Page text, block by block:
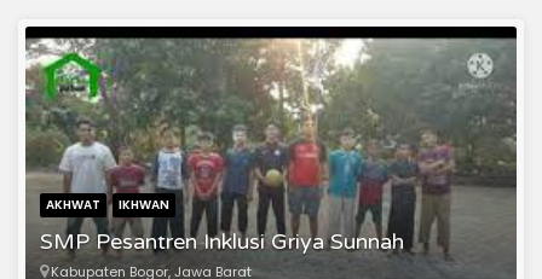
AKHWAT IKHWAN
SMP Pesantren Inklusi Griya Sunnah
Kabupaten Bogor, Jawa Barat